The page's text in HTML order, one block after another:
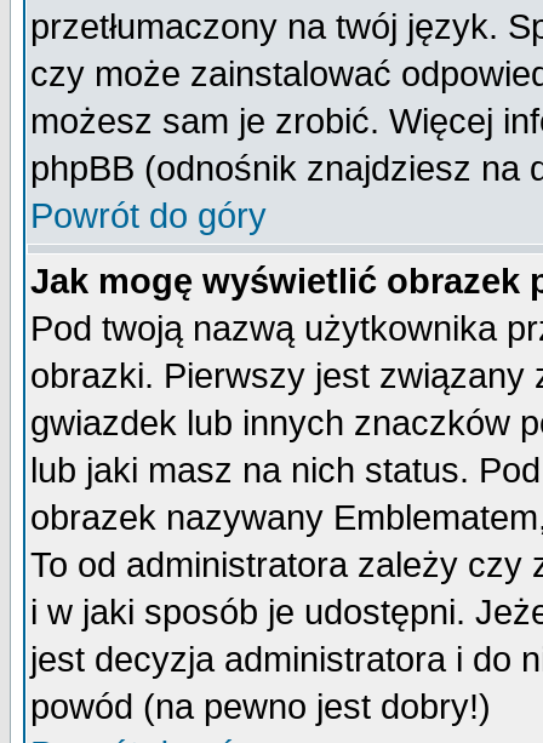
przetłumaczony na twój język.
czy może zainstalować
możesz sam je zrobić. Więcej
phpBB (odnośnik znajdziesz na
Powrót do góry
Jak mogę wyświetlić obrazek
Pod twoją nazwą użytkownika
obrazki. Pierwszy jest
gwiazdek lub innych znaczków
lub jaki masz na nich status.
obrazek nazywany
To od administratora zależy czy
i w jaki sposób je udostępni.
jest decyzja administratora i do
powód (na pewno jest dobry!)